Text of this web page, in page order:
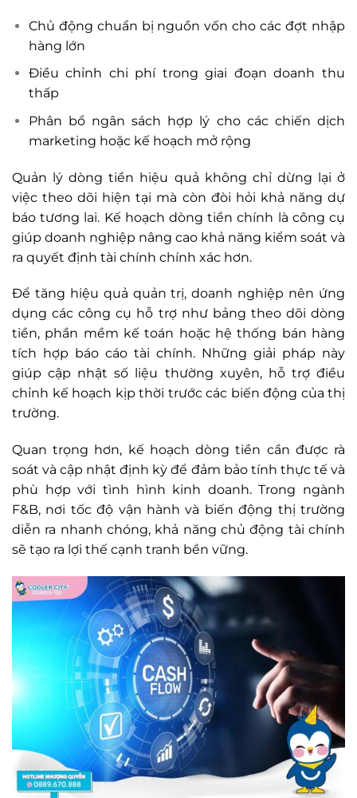
Chủ động chuẩn bị nguồn vốn cho các đợt nhập
hàng lớn
Điều chỉnh chi phí trong giai đoạn doanh thu
thấp
Phân bổ ngân sách hợp lý cho các chiến dịch
marketing hoặc kế hoạch mở rộng
Quản lý dòng tiền hiệu quả không chỉ dừng lại ở
việc theo dõi hiện tại mà còn đòi hỏi khả năng dự
báo tương lai. Kế hoạch dòng tiền chính là công cụ
giúp doanh nghiệp nâng cao khả năng kiểm soát và
ra quyết định tài chính chính xác hơn.
Để tăng hiệu quả quản trị, doanh nghiệp nên ứng
dụng các công cụ hỗ trợ như bảng theo dõi dòng
tiền, phần mềm kế toán hoặc hệ thống bán hàng
tích hợp báo cáo tài chính. Những giải pháp này
giúp cập nhật số liệu thường xuyên, hỗ trợ điều
chỉnh kế hoạch kịp thời trước các biến động của thị
trường.
Quan trọng hơn, kế hoạch dòng tiền cần được rà
soát và cập nhật định kỳ để đảm bảo tính thực tế và
phù hợp với tình hình kinh doanh. Trong ngành
F&B, nơi tốc độ vận hành và biến động thị trường
diễn ra nhanh chóng, khả năng chủ động tài chính
sẽ tạo ra lợi thế cạnh tranh bền vững.